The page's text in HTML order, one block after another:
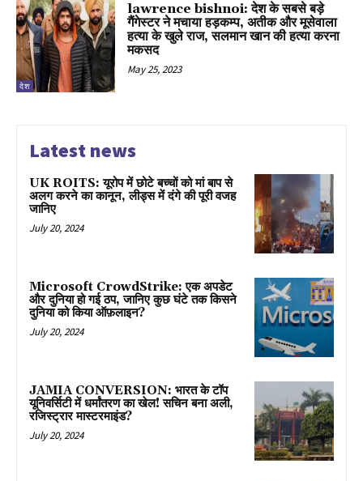
देश
lawrence bishnoi: देश के सबसे बड़े
गैंगेस्टर ने मचाया हड़कम्प, अतीक और मूसेवाला
हत्या के खुले राज, सलमान खान की हत्या करना
मकसद
May 25, 2023
Latest news
UK ROITS: यूरोप में छोटे बच्चों को मां बाप से
अलग करने का कानून, लीड्स में दंगे की पूरी वजह
जानिए
July 20, 2024
Microsoft CrowdStrike: एक अपडेट
और दुनिया हो गई ठप, जानिए कुछ घंटे तक किसने
दुनिया को किया ऑफ़लाइन?
July 20, 2024
JAMIA CONVERSION: भारत के टॉप
यूनिवर्सिटी में धर्मांतरण का खेल! सचिन बना अली,
रजिस्ट्रार मास्टरमाइंड?
July 20, 2024